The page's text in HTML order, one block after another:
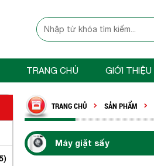
TRANG CHỦ GIỚI THIỆU
TRANG CHỦ SẢN PHẨM
Máy giặt sấy